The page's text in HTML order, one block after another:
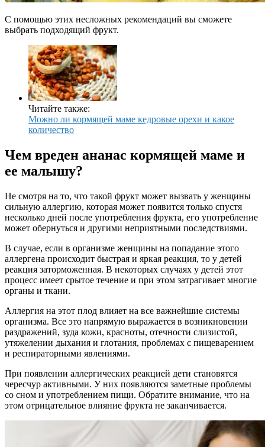
С помощью этих несложных рекомендаций вы сможете
выбрать подходящий фрукт.
Читайте также:
Можно ли кормящей маме кедровые орехи и какое
количество
Чем вреден ананас кормящей маме и
ее малышу?
Не смотря на то, что такой фрукт может вызвать у женщины
сильную аллергию, которая может появится только спустя
несколько дней после употребления фрукта, его употребление
может обернуться и другими неприятными последствиями.
В случае, если в организме женщины на попадание этого
аллергена происходит быстрая и яркая реакция, то у детей
реакция заторможенная. В некоторых случаях у детей этот
процесс имеет срытое течение и при этом затрагивает многие
органы и ткани.
Аллергия на этот плод влияет на все важнейшие системы
организма. Все это напрямую выражается в возникновении
раздражений, зуда кожи, красноты, отечности слизистой,
утяжелении дыхания и глотания, проблемах с пищеварением
и респираторными явлениями.
При появлении аллергических реакцией дети становятся
чересчур активными. У них появляются заметные проблемы
со сном и употреблением пищи. Обратите внимание, что на
этом отрицательное влияние фрукта не заканчивается.